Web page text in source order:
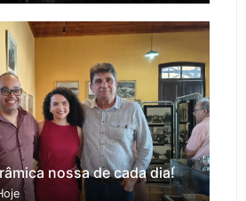
nossa de cada dia!